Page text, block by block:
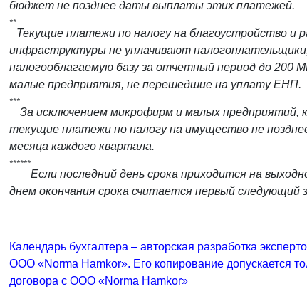
бюджет не позднее даты выплаты этих платежей.
**
Текущие платежи по налогу на благоустройство и
инфраструктуры не уплачивают
налогооблагаемую базу за отчетный период до 200
малые предприятия, не перешедшие на уплату ЕНП.
***
За исключением микрофирм и малых предприятий,
текущие платежи по налогу на имущество не
месяца каждого квартала.
******
Если последний день срока приходится на
днем окончания срока считается первый следующий
Календарь бухгалтера – авторская разработка
ООО «Norma Hamkor». Его копирование допускается
договора с ООО «Norma Hamkor»